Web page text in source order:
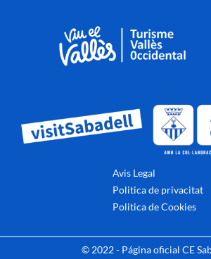
Avis Legal
Politica de privacitat
Politica de Cookies
© 2022 - Página oficial CE